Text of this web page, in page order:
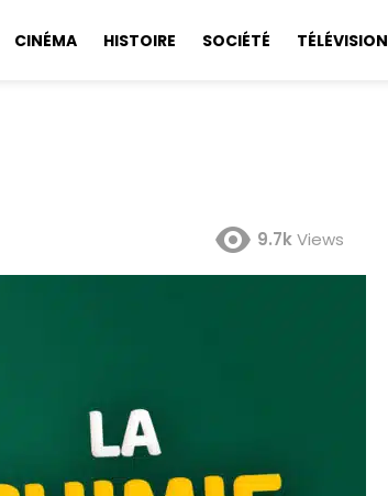
CINÉMA HISTOIRE SOCIÉTÉ TÉLÉVISION
9.7kViews